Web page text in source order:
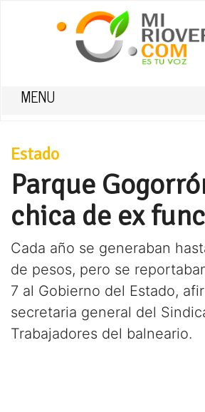
MENU
Estado
Parque
chica de ex
Cada año se generaban
de pesos, pero se
7 al Gobierno del Estado,
secretaria general del
Trabajadores del balneario.